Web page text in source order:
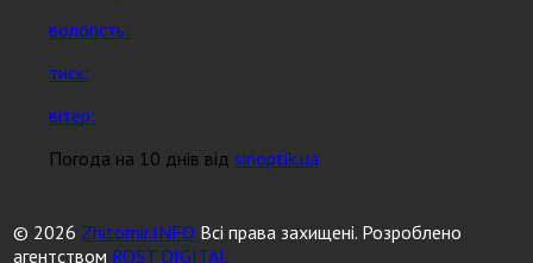
вологість:
тиск:
вітер:
Погода на 10 днів відsinoptik.ua
© 2026 Zhitomir.INFO Всі права захищені. Розроблено
агентством ROST DIGITAL